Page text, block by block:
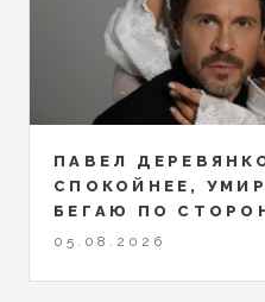
ПАВЕЛ
СПОКОЙНЕЕ,
БЕГАЮ ПО
05.08.2026